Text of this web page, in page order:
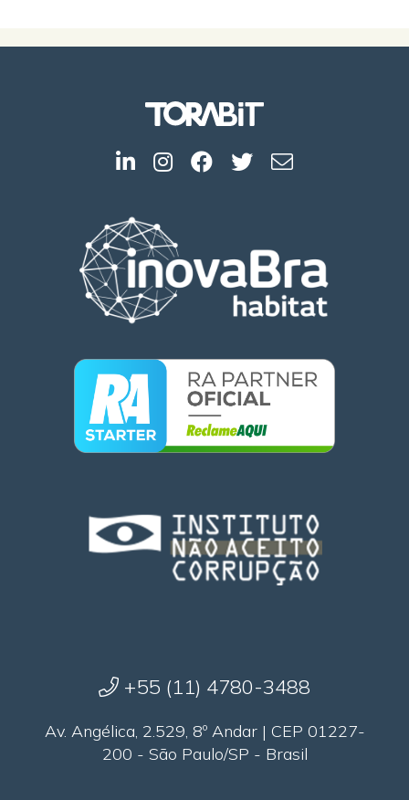
+55 (11) 4780-3488
Av. Angélica, 2.529, 8º Andar | CEP 01227-
200 - São Paulo/SP - Brasil